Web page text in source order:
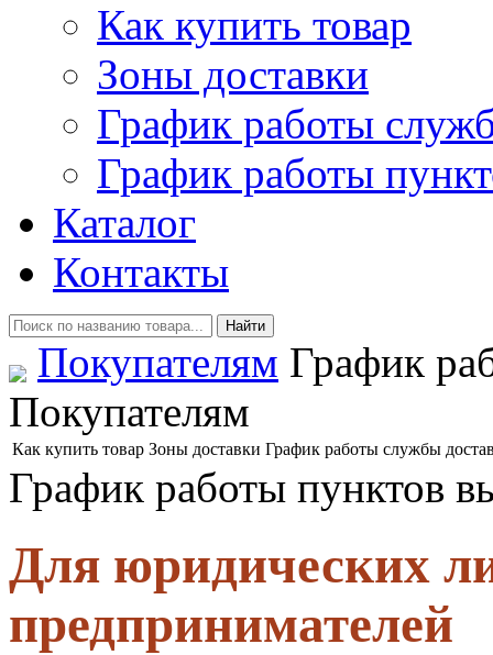
Как купить товар
Зоны доставки
График работы
График работы
Каталог
Контакты
Покупателям График
Покупателям
Как купить товар Зоны доставки График работы службы
График работы пунктов
Для юридических
предпринимателей